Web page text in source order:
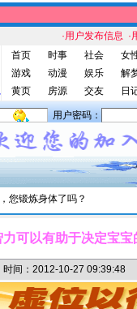
·用户发布信息 ·
首页
时事 社会
女
游戏
动漫 娱乐
解
黄页
房源 交友 日
用户密码：
您锻炼身体了吗？
可以有助于决定宝宝
时间：2012-10-27